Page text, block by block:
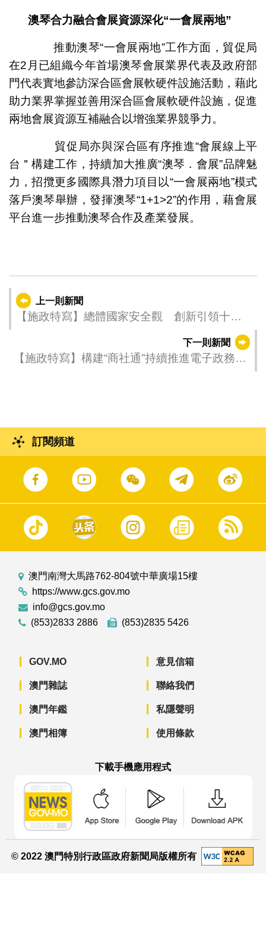
澳琴合力融合會展資源深化“一會展兩地”
推動澳琴“一會展兩地”工作方面，貿促局
在2月已組織今年首場澳琴會展業界代表及政府部
門代表實地參訪深合區會展軟硬件設施活動，藉此
助力業界掌握並善用深合區會展軟硬件設施，促進
兩地會展資源互補融合以增強業界競爭力。
貿促局亦與深合區有序推進“會展線上平
台＂構建工作，持續加大推廣“澳琴．會展”品牌魅
力，招攬更多國際具潛力項目以“一會展兩地”模式
落戶澳琴舉辦，發揮澳琴“1+1>2”的作用，藉會展
平台進一步推動澳琴合作及產業發展。
上一則新聞
【施政特寫】總體國家安全觀 創新引領十周
下一則新聞
【施政特寫】構建“商社通”持續推進電子政務發
訂閱頻道
澳門南灣大馬路762-804號中華廣場15樓
https://www.gcs.gov.mo
info@gcs.gov.mo
(853)2833 2886
(853)2835 5426
GOV.MO
澳門雜誌
澳門年鑑
澳門相簿
意見信箱
聯絡我們
私隱聲明
使用條款
下載手機應用程式
© 2022 澳門特別行政區政府新聞局版權所有